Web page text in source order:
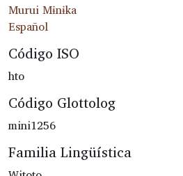
Murui Mɨnɨka
Español
Código ISO
hto
Código Glottolog
mini1256
Familia Lingüística